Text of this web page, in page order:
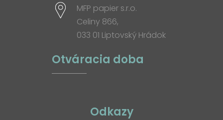
MFP papier s.r.o.
Celiny 866,
033 01 Liptovský Hrádok
Otváracia doba
Odkazy